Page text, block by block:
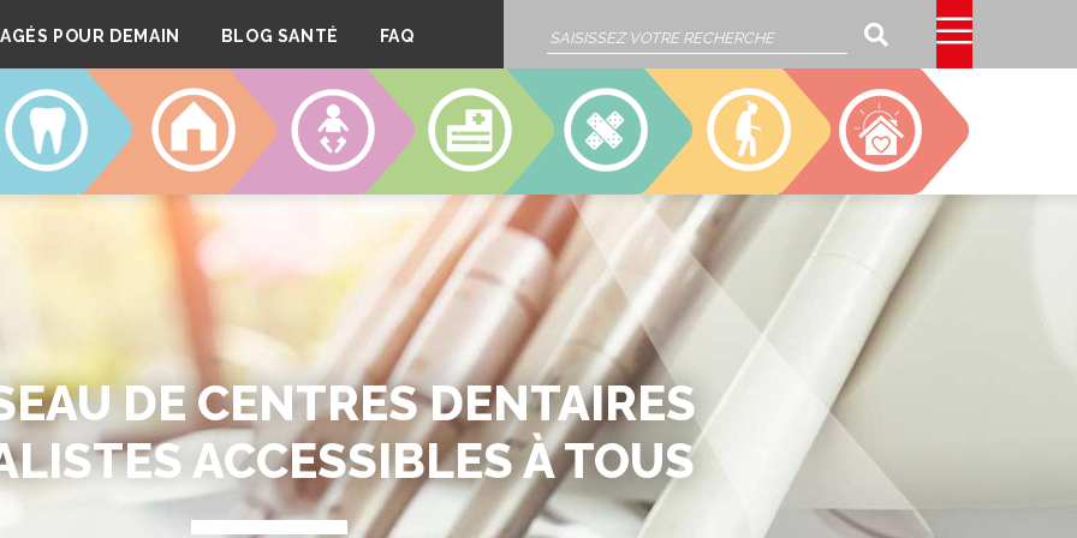
POUR DEMAIN BLOG SANTÉ FAQ Rechercher
DENTAIRE LOGEMENT CRÈCHES CLINIQUE SSIAD EHPAD CAJOU
DE CENTRES DENTAIRES
ACCESSIBLES À TOUS